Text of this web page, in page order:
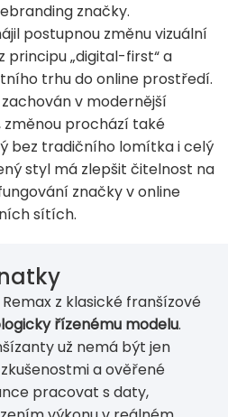
značky.
postupnou změnu vizuální
principu „digital-first“ a
trhu do online prostředí.
v modernější
prochází také
bez tradičního lomítka i celý
styl má zlepšit čitelnost na
značky v online
sítích.
z klasické franšízové
řízenému modelu.
už nemá být jen
a ověřené
pracovat s daty,